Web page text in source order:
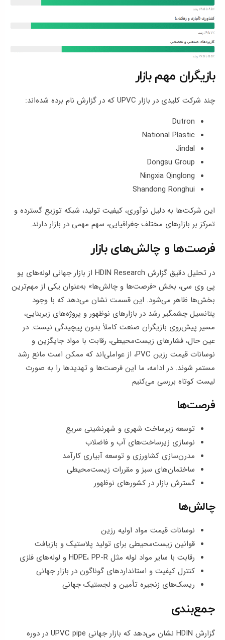
بازیگران مهم بازار
چند شرکت کلیدی در بازار UPVC که در گزارش نام برده شده‌اند:
Dutron
National Plastic
Jindal
Dongsu Group
Ningxia Qinglong
Shandong Ronghui
این شرکت‌ها به دلیل نوآوری، کیفیت تولید، شبکه توزیع گسترده و
تمرکز بر بازارهای مختلف جغرافیایی، سهم مهمی در بازار دارند.
فرصت‌ها و چالش‌های بازار
در تحلیل دقیق گزارش HDIN Research از بازار جهانی لوله‌های یو
پی وی سی، بخش «فرصت‌ها و چالش‌ها» به‌عنوان یکی از مهم‌ترین
بخش‌ها ظاهر می‌شود. این قسمت نشان می‌دهد که با وجود
پتانسیل چشمگیر رشد در بازارهای نوظهور و پروژه‌های زیربنایی،
مسیر پیش‌روی بازیگران صنعت کاملاً بدون پیچیدگی نیست. در
عین حال، فشارهای زیست‌محیطی، رقابت با مواد جایگزین و
نوسانات قیمت رزین PVC، از عواملی‌اند که ممکن است مانع رشد
مستمر شوند. در ادامه، ما این فرصت‌ها و تهدیدها را به صورت
لیست کوتاه بررسی می‌کنیم
فرصت‌ها
توسعه زیرساخت شهری و شهرنشینی سریع
نوسازی زیرساخت‌های آب و فاضلاب
مدرن‌سازی کشاورزی و توسعه آبیاری کارآمد
ساختمان‌های سبز و مقررات زیست‌محیطی
گسترش بازار در کشورهای نوظهور
چالش‌ها
نوسانات قیمت مواد اولیه رزین
قوانین زیست‌محیطی برای تولید پلاستیک و بازیافت
رقابت با سایر مواد لوله مثل HDPE، PP-R و لوله‌های فلزی
کنترل کیفیت و استانداردهای گوناگون در بازار جهانی
ریسک‌های زنجیره تأمین و لجستیک جهانی
جمع‌بندی
گزارش HDIN نشان می‌دهد که بازار جهانی UPVC pipe در دوره